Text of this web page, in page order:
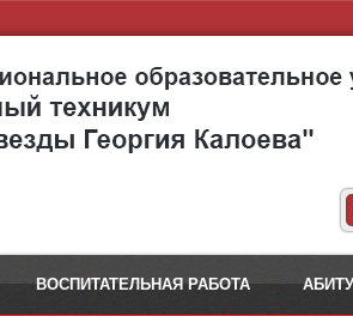
ВОСПИТАТЕЛЬНАЯ РАБОТА